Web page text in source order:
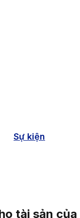
Sự kiện
tài sản